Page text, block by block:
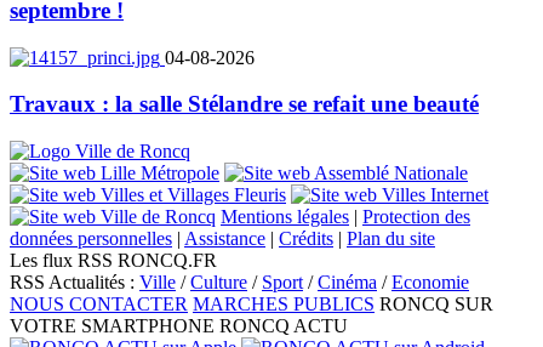
septembre !
04-08-2026
Travaux : la salle Stélandre se refait une beauté
Mentions légales | Protection des
données personnelles | Assistance | Crédits | Plan du site
Les flux RSS RONCQ.FR
RSS Actualités : Ville /Culture / Sport /Cinéma /Economie
NOUS CONTACTER MARCHES PUBLICS RONCQ SUR
VOTRE SMARTPHONE RONCQ ACTU